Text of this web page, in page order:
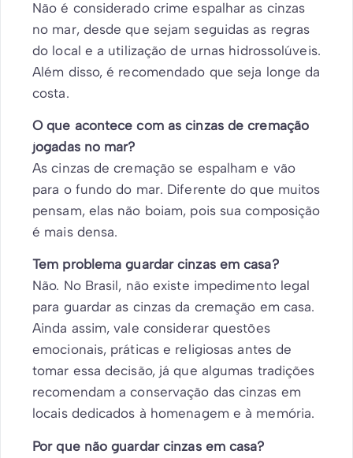
Não é considerado crime espalhar as cinzas
no mar, desde que sejam seguidas as regras
do local e a utilização de urnas hidrossolúveis.
Além disso, é recomendado que seja longe da
costa.
O que acontece com as cinzas de cremação
jogadas no mar?
As cinzas de cremação se espalham e vão
para o fundo do mar. Diferente do que muitos
pensam, elas não boiam, pois sua composição
é mais densa.
Tem problema guardar cinzas em casa?
Não. No Brasil, não existe impedimento legal
para guardar as cinzas da cremação em casa.
Ainda assim, vale considerar questões
emocionais, práticas e religiosas antes de
tomar essa decisão, já que algumas tradições
recomendam a conservação das cinzas em
locais dedicados à homenagem e à memória.
Por que não guardar cinzas em casa?